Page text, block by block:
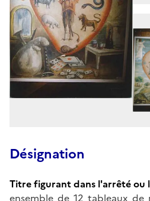
Désignation
Titre figurant dans l'arrêté ou
ensemble de 12 tableaux de